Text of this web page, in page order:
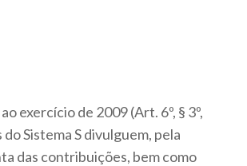
exercício de 2009 (Art. 6º, § 3º,
Sistema S divulguem, pela
das contribuições, bem como